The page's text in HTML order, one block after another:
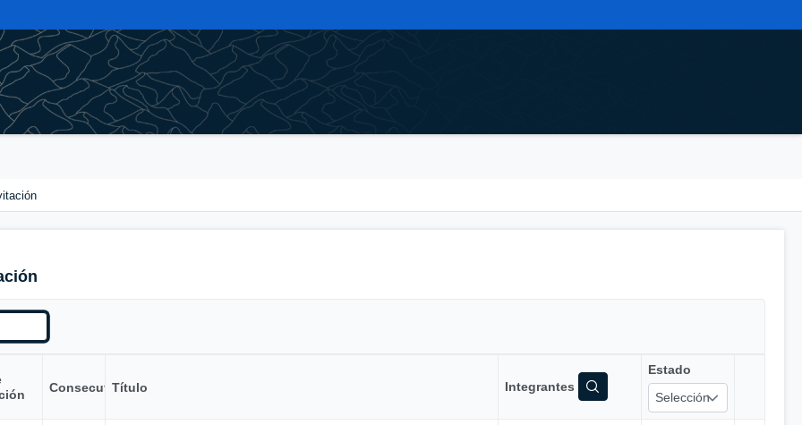
ConsecutivoTítulo Integrantes
Estado
Selección